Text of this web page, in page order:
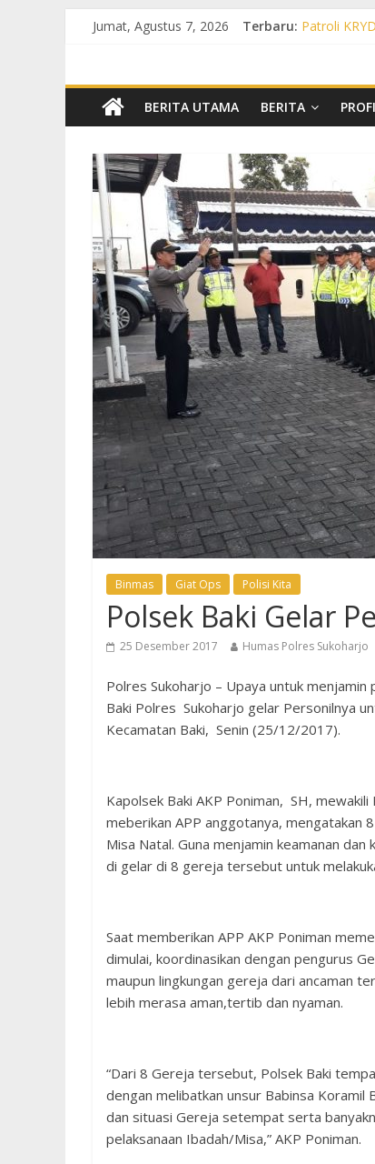
Jumat, Agustus 7, 2026 Terbaru: Patroli
Patroli Blue
Patroli Blue
BERITA UTAMA BERITA
Binmas Giat Ops Polisi Kita
Polsek Baki Gelar
25 Desember 2017 Humas Polres Sukoharjo
Polres Sukoharjo – Upaya untuk
Baki Polres Sukoharjo gelar Personilnya
Kecamatan Baki, Senin (25/12/2017).
Kapolsek Baki AKP Poniman, SH,
meberikan APP anggotanya, mengatakan
Misa Natal. Guna menjamin keamanan
di gelar di 8 gereja tersebut untuk
Saat memberikan APP AKP Poniman
dimulai, koordinasikan dengan pengurus
maupun lingkungan gereja dari ancaman
lebih merasa aman,tertib dan nyaman.
“Dari 8 Gereja tersebut, Polsek Baki
dengan melibatkan unsur Babinsa Koramil
dan situasi Gereja setempat serta
pelaksanaan Ibadah/Misa,” AKP Poniman.